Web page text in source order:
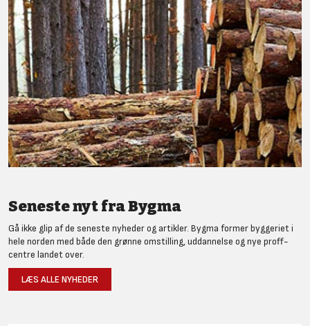
Seneste nyt fra Bygma
Gå ikke glip af de seneste nyheder og artikler. Bygma former byggeriet i
hele norden med både den grønne omstilling, uddannelse og nye proff-
centre landet over.
LÆS ALLE NYHEDER